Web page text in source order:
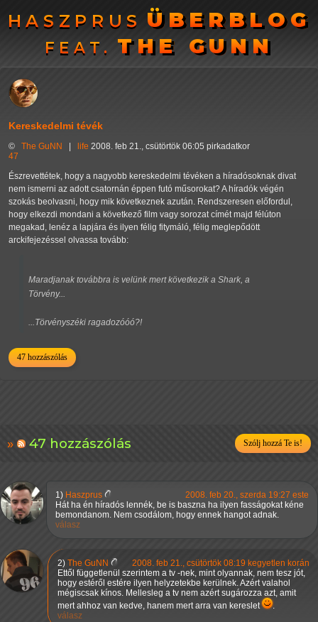
HASZPRUS ÜBERBLOG
HASZPRUS ÜBERBLOG
FEAT. THE GUNN
FEAT. THE GUNN
Kereskedelmi tévék
© The GuNN life 2008. feb 21., csütörtök 06:05 pirkadatkor
47
Észrevettétek, hogy a nagyobb kereskedelmi tévéken a híradósoknak divat
nem ismerni az adott csatornán éppen futó műsorokat? A híradók végén
szokás beolvasni, hogy mik következnek azután. Rendszeresen előfordul,
hogy elkezdi mondani a következő film vagy sorozat címét majd félúton
megakad, lenéz a lapjára és ilyen félig fitymáló, félig meglepődött
arckifejezéssel olvassa tovább:
Maradjanak továbbra is velünk mert következik a Shark, a
Törvény...
...Törvényszéki ragadozóóó?!
47 hozzászólás
47 hozzászólás Szólj hozzá Te is!
1) Haszprus
2008. feb 20., szerda 19:27 este
Hát ha én híradós lennék, be is baszna ha ilyen fasságokat kéne
bemondanom. Nem csodálom, hogy ennek hangot adnak.
válasz
2) The GuNN
2008. feb 21., csütörtök 08:19 kegyetlen korán
Ettől függetlenül szerintem a tv -nek, mint olyannak, nem tesz jót,
hogy estéről estére ilyen helyzetekbe kerülnek. Azért valahol
mégiscsak kínos. Mellesleg a tv nem azért sugározza azt, amit
mert ahhoz van kedve, hanem mert arra van kereslet
.
válasz